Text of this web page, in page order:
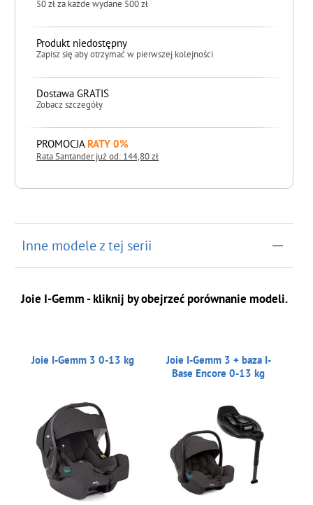
50 zł za każde wydane 500 zł
Produkt niedostępny
Zapisz się aby otrzymać w pierwszej kolejności
Dostawa GRATIS
Zobacz szczegóły
PROMOCJA RATY 0%
Rata Santander już od: 144,80 zł
Inne modele z tej serii
Joie I-Gemm - kliknij by obejrzeć porównanie modeli.
Joie I-Gemm 3 0-13 kg
Joie I-Gemm 3 + baza I-
Base Encore 0-13 kg